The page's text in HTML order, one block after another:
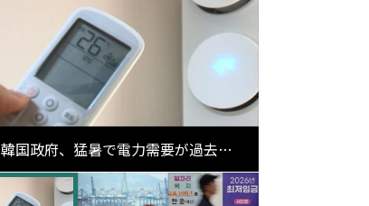
韓国政府、猛暑で電力需要が過去最
高更新の可能性に需給対応体制を点